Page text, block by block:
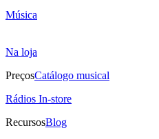
Música
Na loja
PreçosCatálogo musical
Rádios In-store
RecursosBlog